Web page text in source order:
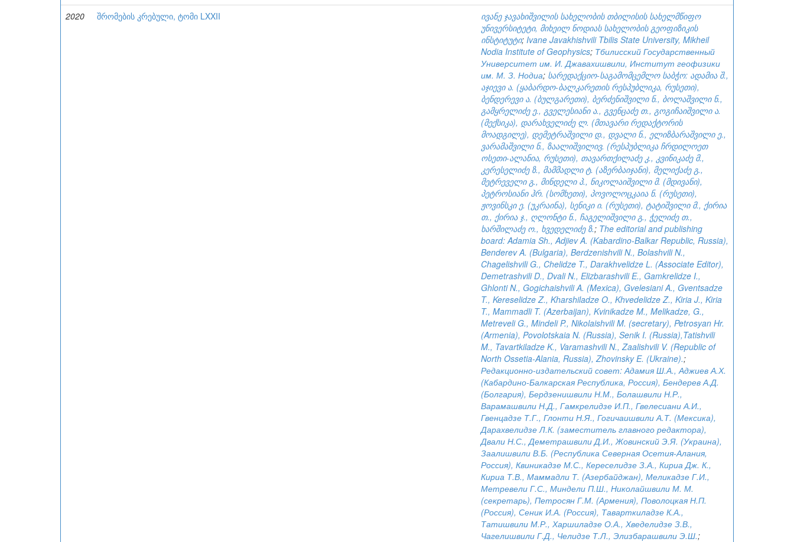
2020
შრომების კრებული, ტომი LXXII
ივანე ჯავახიშვილის სახელობის თბილისის სახელმწიფო
უნივერსიტეტი, მიხეილ ნოდიას სახელობის გეოფიზიკის
ინსტიტუტი; Ivane Javakhishvili Tbilis State University, Mikheil
Nodia Institute of Geophysics; Тбилисский Государственный
Университет им. И. Джавахишвили, Институт геофизики
им. М. З. Нодиа; სარედაქციო-საგამომცემლო საბჭო: ადამია შ.,
აჯიევი ა. (ყაბარდო-ბალკარეთის რესპუბლიკა, რუსეთი),
ბენდერევი ა. (ბულგარეთი), ბერძენიშვილი ნ., ბოლაშვილი ნ.,
გამყრელიძე ე., გველესიანი ა., გვენცაძე თ., გოგიჩაიშვილი ა.
(მექსიკა), დარახველიძე ლ. (მთავარი რედაქტორის
მოადგილე), დემეტრაშვილი დ., დვალი ნ., ელიზბარაშვილი ე.,
ვარამაშვილი ნ., ზაალიშვილივ. (რესპუბლიკა ჩრდილოეთ
ოსეთი-ალანია, რუსეთი), თავართქილაძე კ., კვინიკაძე მ.,
კერესელიძე ზ., მამმადლი ტ. (აზერბაიჯანი), მელიქაძე გ.,
მეტრეველი გ., მინდელი პ., ნიკოლაიშვილი მ. (მდივანი),
პეტროსიანი ჰრ. (სომხეთი), პოვოლოცკაია ნ. (რუსეთი),
ჟოვინსკი ე. (უკრაინა), სენიკი ი. (რუსეთი), ტატიშვილი მ., ქირია
თ., ქირია ჯ., ღლონტი ნ., ჩაგელიშვილი გ., ჭელიძე თ.,
ხარშილაძე ო., ხვედელიძე ზ.; The editorial and publishing
board: Adamia Sh., Adjiev A. (Kabardino-Balkar Republic, Russia),
Benderev A. (Bulgaria), Berdzenishvili N., Bolashvili N.,
Chagelishvili G., Chelidze T., Darakhvelidze L. (Associate Editor),
Demetrashvili D., Dvali N., Elizbarashvili E., Gamkrelidze I.,
Ghlonti N., Gogichaishvili A. (Mexica), Gvelesiani A., Gventsadze
T., Kereselidze Z., Kharshiladze O., Khvedelidze Z., Kiria J., Kiria
T., Mammadli T. (Azerbaijan), Kvinikadze M., Melikadze, G.,
Metreveli G., Mindeli P., Nikolaishvili M. (secretary), Petrosyan Hr.
(Armenia), Povolotskaia N. (Russia), Senik I. (Russia),Tatishvili
M., Tavartkiladze K., Varamashvili N., Zaalishvili V. (Republic of
North Ossetia-Alania, Russia), Zhovinsky E. (Ukraine).;
Редакционно-издательский совет: Адамия Ш.А., Аджиев А.Х.
(Кабардино-Балкарская Республика, Россия), Бендерев А.Д.
(Болгария), Бердзенишвили Н.М., Болашвили Н.Р.,
Варамашвили Н.Д., Гамкрелидзе И.П., Гвелесиани А.И.,
Гвенцадзе Т.Г., Глонти Н.Я., Гогичаишвили А.Т. (Мексика),
Дарахвелидзе Л.К. (заместитель главного редактора),
Двали Н.С., Деметрашвили Д.И., Жовинский Э.Я. (Украина),
Заалишвили В.Б. (Республика Северная Осетия-Алания,
Россия), Квиникадзе М.С., Кереселидзе З.А., Кириа Дж. К.,
Кириа Т.В., Маммадли Т. (Азербайджан), Меликадзе Г.И.,
Метревели Г.С., Миндели П.Ш., Николайшвили М. М.
(секретарь), Петросян Г.М. (Армения), Поволоцкая Н.П.
(Россия), Сеник И.А. (Россия), Таварткиладзе К.А.,
Татишвили М.Р., Харшиладзе О.А., Хведелидзе З.В.,
Чагелишвили Г.Д., Челидзе Т.Л., Элизбарашвили Э.Ш.;